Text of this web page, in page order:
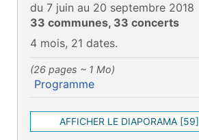
du 7 juin au 20 septembre 2018
33 communes, 33 concerts
4 mois, 21 dates.
(26 pages ~ 1 Mo)
Programme
AFFICHER LE DIAPORAMA [59]